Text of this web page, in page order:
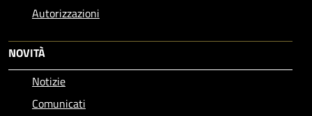
Autorizzazioni
NOVITÀ
Notizie
Comunicati